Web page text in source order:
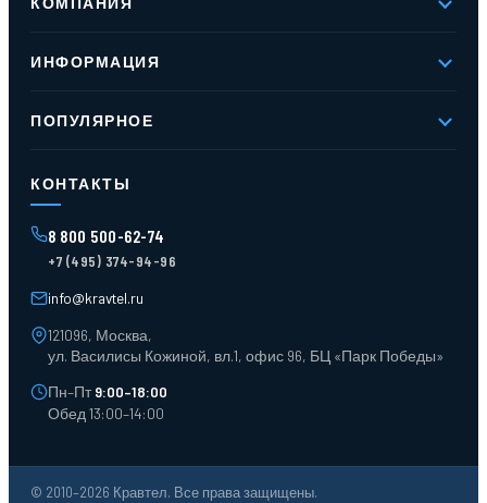
Реквизиты
Контакты
ИНФОРМАЦИЯ
Доставка и оплата
ПОПУЛЯРНОЕ
Контейнеры для отходов
Поддоны
Ящики пластиковые
Тара пласт. и металл.
Тележки для склада
КОНТАКТЫ
8 800 500-62-74
+7 (495) 374-94-96
info@kravtel.ru
121096, Москва,
ул. Василисы Кожиной, вл.1, офис 96, БЦ «Парк Победы»
Пн–Пт9:00–18:00
Обед 13:00–14:00
© 2010–2026 Кравтел. Все права защищены.